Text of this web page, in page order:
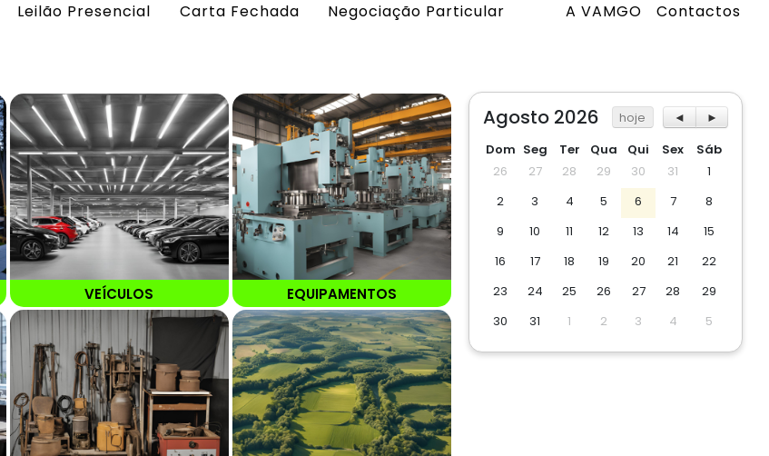
Contactos
A VAMGO
Negociação Particular
Carta Fechada
Leilão Presencial
VEÍCULOS EQUIPAMENTOS
Agosto 2026 hoje ◄
►
Dom Seg Ter Qua Qui Sex
Sáb
26
27 28 29 30 31
1
2
3 4 5 6 7
8
9
10 11 12 13 14
15
16
17 18 19 20 21
22
23
24 25 26 27 28
29
30
31 1 2 3 4 5